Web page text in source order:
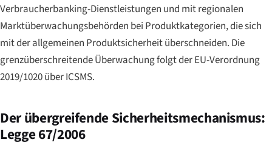
Verbraucherbanking-Dienstleistungen und mit regionalen
Marktüberwachungsbehörden bei Produktkategorien, die sich
mit der allgemeinen Produktsicherheit überschneiden. Die
grenzüberschreitende Überwachung folgt der EU-Verordnung
2019/1020 über ICSMS.
Der übergreifende Sicherheitsmechanismus:
Legge 67/2006